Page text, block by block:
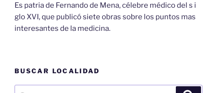
Es patria de Fernando de Mena, célebre médico del s i
glo XVI, que publicó siete obras sobre los puntos mas
interesantes de la medicina.
BUSCAR LOCALIDAD